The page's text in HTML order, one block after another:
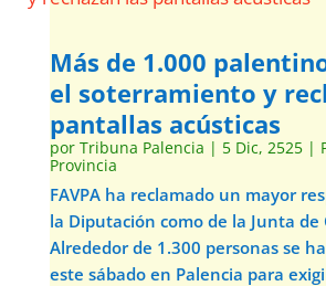
Más de 1.000
el soterramiento y
pantallas acústicas
por Tribuna Palencia | 5 Dic, 2525|
Provincia
FAVPA ha reclamado un mayor
la Diputación como de la Junta de
Alrededor de 1.300 personas se
este sábado en Palencia para